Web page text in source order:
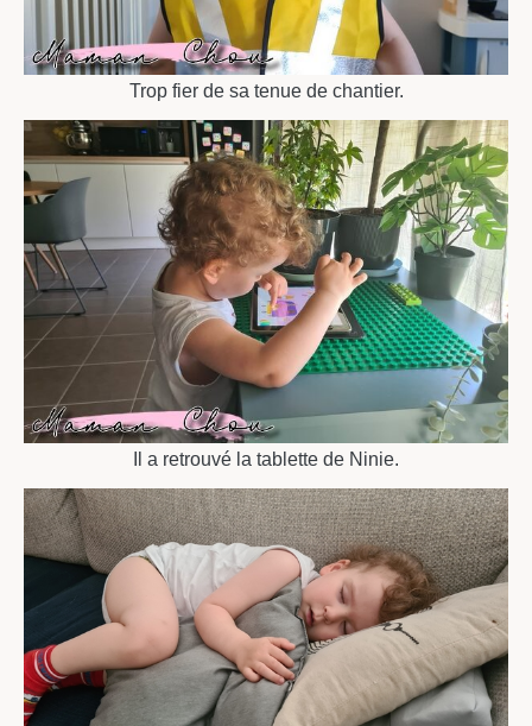
Trop fier de sa tenue de chantier.
Il a retrouvé la tablette de Ninie.